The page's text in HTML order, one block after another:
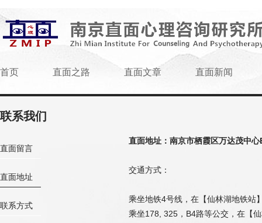
首页 直面之路 直面文章 直面新闻
联系我们
直面留言
直面地址
联系方式
直面地址：南京市栖霞区万达茂中
交通方式：
乘坐地铁4号线，在【仙林湖地铁站
乘坐178, 325，B4路等公交，在【